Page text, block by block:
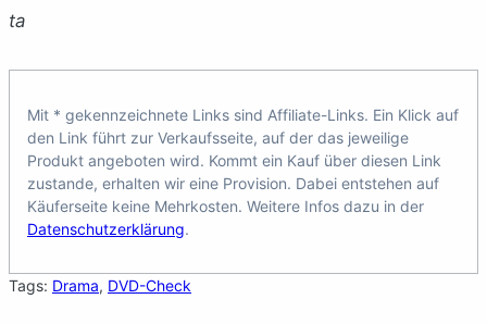
ta
Mit * gekennzeichnete Links sind Affiliate-Links. Ein Klick auf
den Link führt zur Verkaufsseite, auf der das jeweilige
Produkt angeboten wird. Kommt ein Kauf über diesen Link
zustande, erhalten wir eine Provision. Dabei entstehen auf
Käuferseite keine Mehrkosten. Weitere Infos dazu in der
Datenschutzerklärung.
Tags: Drama, DVD-Check